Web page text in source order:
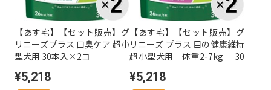
【あす宅】【セット販売】グ
リニーズプラス 口臭ケア 超小
型犬用 30本入×2コ
¥5,218
【あす宅】【セット販売】グ
リニーズ プラス 目の健康維持
超小型犬用［体重2-7kg］ 30
¥5,218